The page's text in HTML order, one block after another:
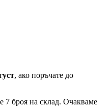
, ако поръчате до
7 броя на склад. Очакваме